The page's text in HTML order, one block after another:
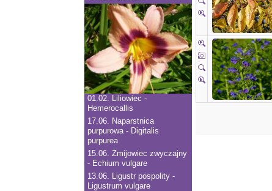
01.02.
Liliowiec -
Hemerocallis
17.06.
Naparstnica
purpurowa - Digitalis
purpurea
15.06. Żmijowiec zwyczajny
- Echium vulgare
13.06.
Ligustr pospolity -
Ligustrum vulgare